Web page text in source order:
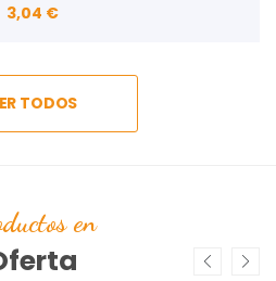
3,04 €
TODOS
en